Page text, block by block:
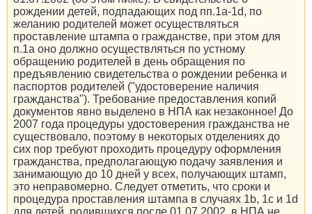
рождении детей, подпадающих под пп.1a-1d, по
желанию родителей может осуществляться
проставление штампа о гражданстве, при этом для
п.1a оно должно осуществляться по устному
обращению родителей в день обращения по
предъявлению свидетельства о рождении ребенка и
паспортов родителей ("удостоверение наличия
гражданства"). Требование предоставления копий
документов явно выделено в НПА как незаконное! До
2007 года процедуры удостоверения гражданства не
существовало, поэтому в некоторых отделениях до
сих пор требуют проходить процедуру оформления
гражданства, предполагающую подачу заявления и
занимающую до 10 дней у всех, получающих штамп,
это неправомерно. Следует отметить, что сроки и
процедура проставления штампа в случаях 1b, 1c и 1d